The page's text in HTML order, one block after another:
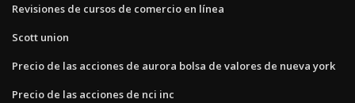
Revisiones de cursos de comercio en línea
Scott union
Precio de las acciones de aurora bolsa de valores de nueva york
Precio de las acciones de nci inc